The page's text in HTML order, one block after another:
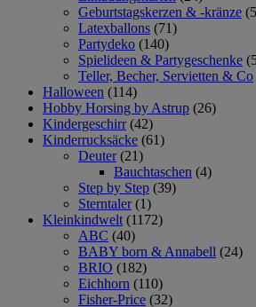
Geburtstagskerzen & -kränze
Latexballons (71)
Partydeko (140)
Spielideen & Partygeschenke
Teller, Becher, Servietten & Co
Halloween (114)
Hobby Horsing by Astrup (26)
Kindergeschirr (42)
Kinderrucksäcke (61)
Deuter (21)
Bauchtaschen (4)
Step by Step (39)
Sterntaler (1)
Kleinkindwelt (1172)
ABC (40)
BABY born & Annabell (24)
BRIO (182)
Eichhorn (110)
Fisher-Price (32)